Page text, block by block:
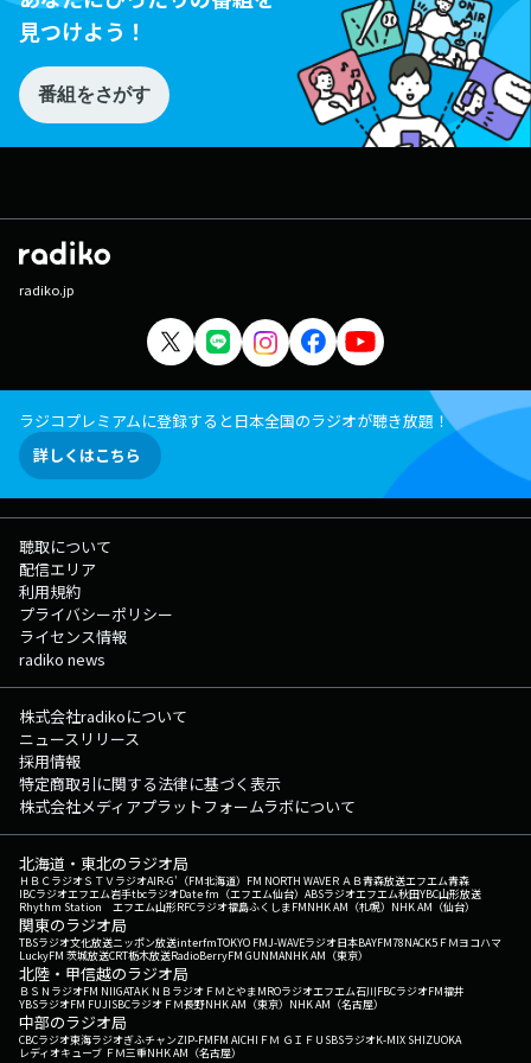
見つけよう！
番組をさがす
radiko.jp
ラジコプレミアムに登録すると日本全国のラジオが聴き放題！
詳しくはこちら
聴取について
配信エリア
利用規約
プライバシーポリシー
ライセンス情報
radiko news
株式会社radikoについて
ニュースリリース
採用情報
特定商取引に関する法律に基づく表示
株式会社メディアプラットフォームラボについて
北海道・東北のラジオ局
ＨＢＣラジオＳＴＶラジオAIR-G'（FM北海道） FM NORTH WAVEＲＡＢ青森放送エフエム青森
IBCラジオエフエム岩手tbcラジオDate fm（エフエム仙台） ABSラジオエフエム秋田YBC山形放送
Rhythm Station エフエム山形RFCラジオ福島ふくしまFMNHK AM（札幌） NHK AM（仙台）
関東のラジオ局
TBSラジオ文化放送ニッポン放送interfmTOKYO FMJ-WAVEラジオ日本BAYFM78NACK5 ＦＭヨコハマ
LuckyFM 茨城放送CRT栃木放送RadioBerryFM GUNMANHK AM（東京）
北陸・甲信越のラジオ局
ＢＳＮラジオFM NIIGATAＫＮＢラジオ ＦＭとやまMROラジオエフエム石川FBCラジオFM福井
YBSラジオFM FUJISBCラジオ ＦＭ長野NHK AM（東京） NHK AM（名古屋）
中部のラジオ局
CBCラジオ東海ラジオぎふチャンZIP-FMFM AICHI ＦＭ ＧＩＦＵ SBSラジオK-MIX SHIZUOKA
レディオキューブ ＦＭ三重NHK AM（名古屋）